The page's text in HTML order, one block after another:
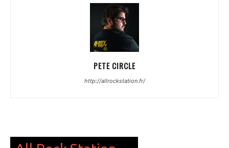
PETE CIRCLE
http://allrockstation.fr/